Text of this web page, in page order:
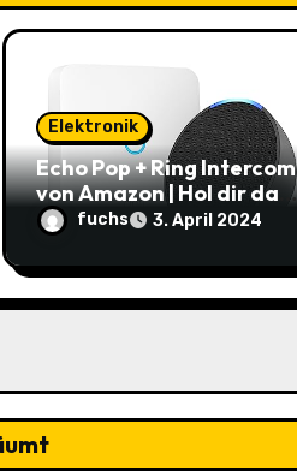
Elektronik
Echo Pop + Ring Intercom
von Amazon | Hol dir das
smarte Zuhause zum
Schnäppchenpreis!
fuchs 3. April 2024